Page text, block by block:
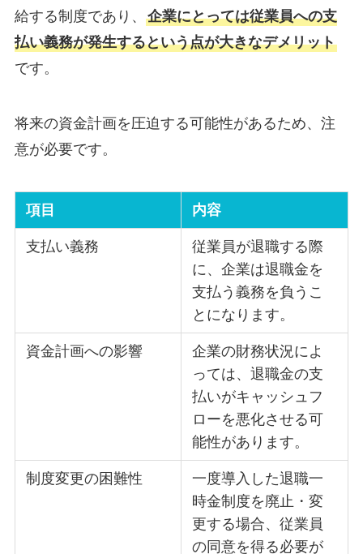
給する制度であり、 企業にとっては従業員への支
払い義務が発生するという点が大きなデメリット
です。
将来の資金計画を圧迫する可能性があるため、注
意が必要です。
項目 内容
支払い義務
従業員が退職する際
に、企業は退職金を
支払う義務を負うこ
とになります。
資金計画への影響
企業の財務状況によ
っては、退職金の支
払いがキャッシュフ
ローを悪化させる可
能性があります。
制度変更の困難性
一度導入した退職一
時金制度を廃止・変
更する場合、従業員
の同意を得る必要が